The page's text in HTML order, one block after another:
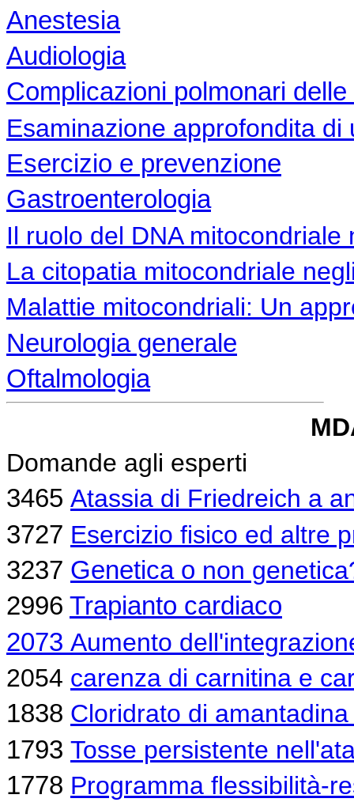
Anestesia
Audiologia
Complicazioni polmonari
Esaminazione approfondita
Esercizio e prevenzione
Gastroenterologia
Il ruolo del DNA
La citopatia mitocondriale
Malattie mitocondriali: Un
Neurologia generale
Oftalmologia
Domande agli esperti
3465 Atassia di Friedreich a
3727 Esercizio fisico ed altre
3237 Genetica o non
2996 Trapianto cardiaco
2073 Aumento
2054 carenza di carnitina e
1838 Cloridrato di
1793 Tosse persistente
1778 Programma flessibilità-